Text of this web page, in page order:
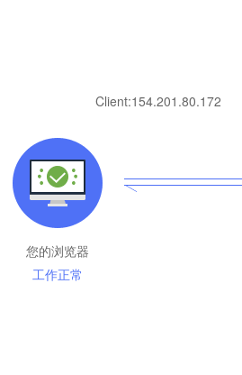
Client:154.201.80.172
您的浏览器
工作正常